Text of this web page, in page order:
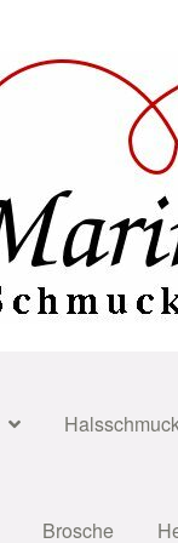
Brosche